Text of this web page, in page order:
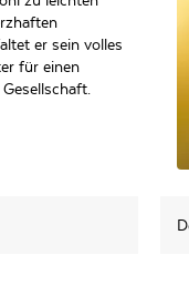
er sein volles
für einen